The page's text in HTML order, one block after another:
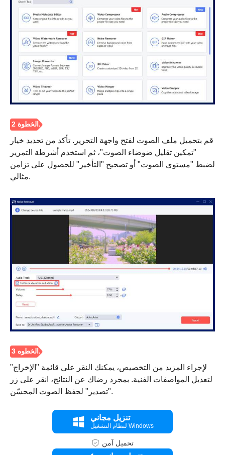
الخطوة 1.
قم بتحميل ملف الصوت لفتح واجهة التحرير. تأكد من تحديد خيار
"تمكين تقليل ضوضاء الصوت"، ثم استخدم أشرطة التمرير
لضبط "مستوى الصوت" أو تصحيح "التأخير" للحصول على تزامن
مثالي.
لإجراء المزيد من التخصيص، يمكنك النقر على قائمة "الإخراج"
لتعديل المواصفات الفنية. بمجرد رضاك عن النتائج، انقر على زر
"تصدير" لحفظ الصوت المحسّن.
تنزيل مجاني
لنظام التشغيل Windows
تحميل آمن